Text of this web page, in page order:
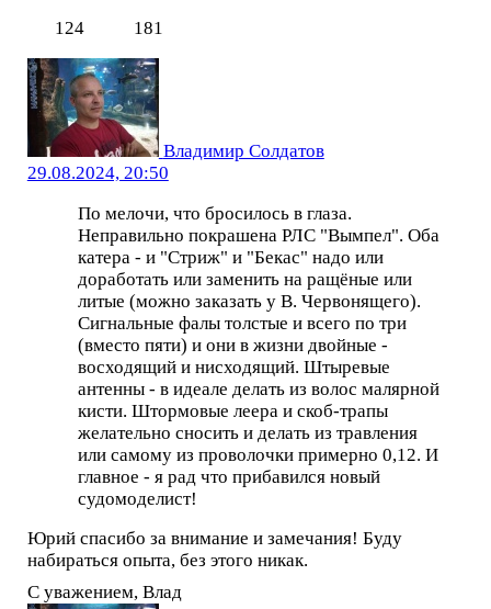
124
181
Владимир Солдатов
29.08.2024, 20:50
По мелочи, что бросилось в глаза.
Неправильно покрашена РЛС "Вымпел". Оба
катера - и "Стриж" и "Бекас" надо или
доработать или заменить на ращёные или
литые (можно заказать у В. Червонящего).
Сигнальные фалы толстые и всего по три
(вместо пяти) и они в жизни двойные -
восходящий и нисходящий. Штыревые
антенны - в идеале делать из волос малярной
кисти. Штормовые леера и скоб-трапы
желательно сносить и делать из травления
или самому из проволочки примерно 0,12. И
главное - я рад что прибавился новый
судомоделист!
Юрий спасибо за внимание и замечания! Буду
набираться опыта, без этого никак.
С уважением, Влад